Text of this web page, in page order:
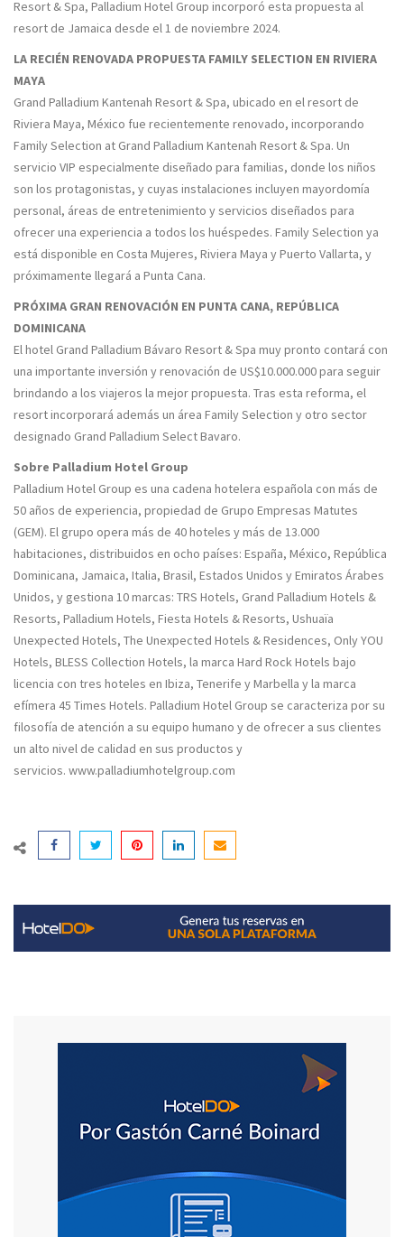
Resort & Spa, Palladium Hotel Group incorporó esta propuesta al
resort de Jamaica desde el 1 de noviembre 2024.
LA RECIÉN RENOVADA PROPUESTA FAMILY SELECTION EN RIVIERA
MAYA
Grand Palladium Kantenah Resort & Spa, ubicado en el resort de
Riviera Maya, México fue recientemente renovado, incorporando
Family Selection at Grand Palladium Kantenah Resort & Spa. Un
servicio VIP especialmente diseñado para familias, donde los niños
son los protagonistas, y cuyas instalaciones incluyen mayordomía
personal, áreas de entretenimiento y servicios diseñados para
ofrecer una experiencia a todos los huéspedes. Family Selection ya
está disponible en Costa Mujeres, Riviera Maya y Puerto Vallarta, y
próximamente llegará a Punta Cana.
PRÓXIMA GRAN RENOVACIÓN EN PUNTA CANA, REPÚBLICA
DOMINICANA
El hotel Grand Palladium Bávaro Resort & Spa muy pronto contará con
una importante inversión y renovación de US$10.000.000 para seguir
brindando a los viajeros la mejor propuesta. Tras esta reforma, el
resort incorporará además un área Family Selection y otro sector
designado Grand Palladium Select Bavaro.
Sobre Palladium Hotel Group
Palladium Hotel Group es una cadena hotelera española con más de
50 años de experiencia, propiedad de Grupo Empresas Matutes
(GEM). El grupo opera más de 40 hoteles y más de 13.000
habitaciones, distribuidos en ocho países: España, México, República
Dominicana, Jamaica, Italia, Brasil, Estados Unidos y Emiratos Árabes
Unidos, y gestiona 10 marcas: TRS Hotels, Grand Palladium Hotels &
Resorts, Palladium Hotels, Fiesta Hotels & Resorts, Ushuaïa
Unexpected Hotels, The Unexpected Hotels & Residences, Only YOU
Hotels, BLESS Collection Hotels, la marca Hard Rock Hotels bajo
licencia con tres hoteles en Ibiza, Tenerife y Marbella y la marca
efímera 45 Times Hotels. Palladium Hotel Group se caracteriza por su
filosofía de atención a su equipo humano y de ofrecer a sus clientes
un alto nivel de calidad en sus productos y
servicios. www.palladiumhotelgroup.com